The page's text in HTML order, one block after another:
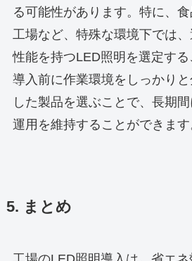
る可能性があります。特に、
工場など、特殊な環境下では
性能を持つLED照明を選定する
導入前に作業環境をしっかり
した製品を選ぶことで、長期
運用を維持することができます
5. まとめ